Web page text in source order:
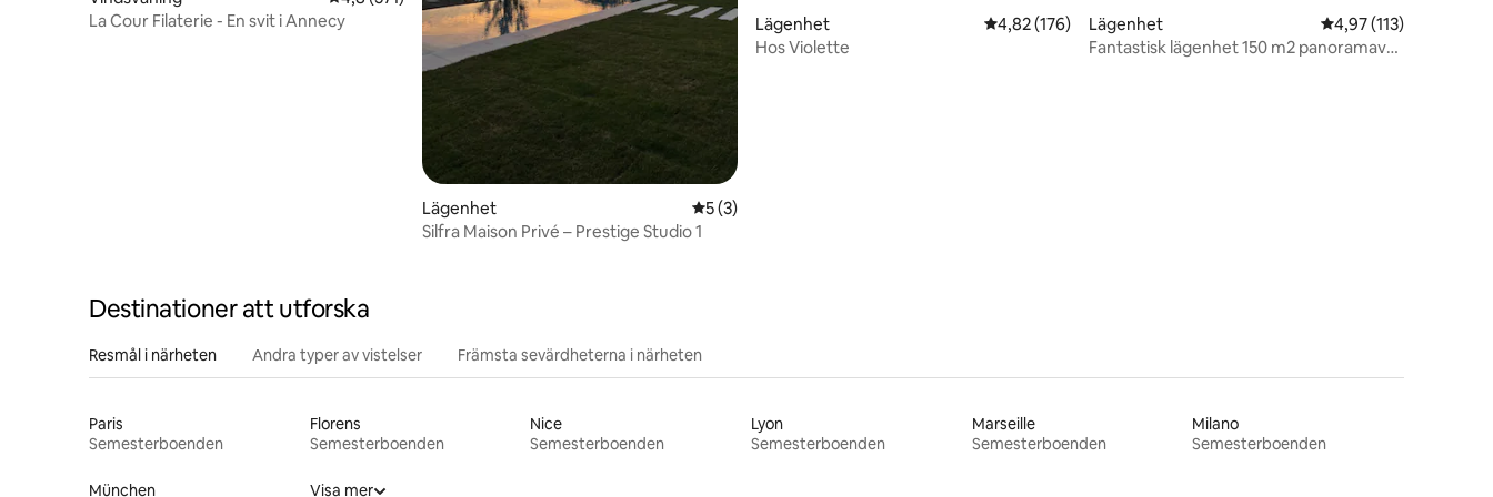
La Cour Filaterie - En svit i Annecy
Lägenhet 5 av 5 i genomsnittligt betyg, 3 omdömen
5 (3)
Silfra Maison Privé – Prestige Studio 1
Lägenhet 4,82 av 5 i genomsnittligt betyg, 176 omdömen
4,82 (176)
Hos Violette
Lägenhet 4,97 av 5 i
4,97 (113)
Fantastisk lägenhet 150 m2 panoramavy
Destinationer att utforska
Resmål i närheten Andra typer av vistelser Främsta sevärdheterna i närheten
Paris
Semesterboenden
Florens
Semesterboenden
Nice
Semesterboenden
Lyon
Semesterboenden
Marseille
Semesterboenden
Milano
Semesterboenden
München Visa mer